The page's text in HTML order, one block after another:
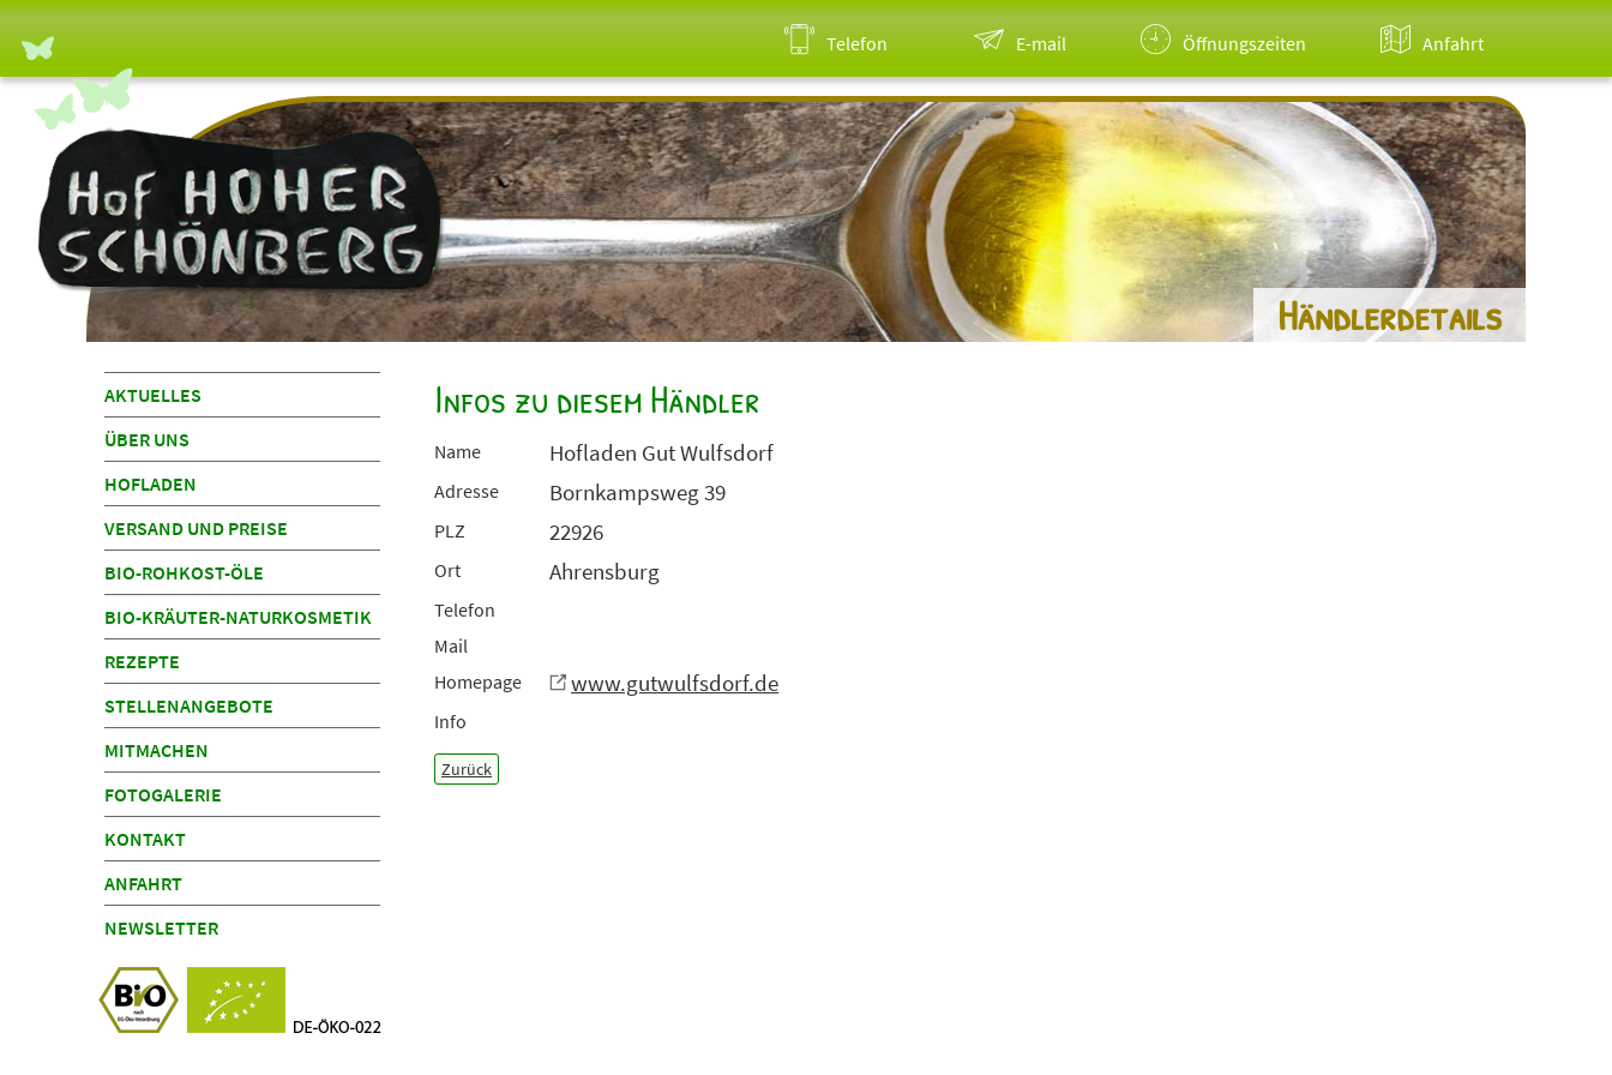
Navigation
überspringen
AKTUELLES
ÜBER UNS
HOFLADEN
VERSAND UND PREISE
BIO-ROHKOST-ÖLE
BIO-KRÄUTER-NATURKOSMETIK
REZEPTE
STELLENANGEBOTE
MITMACHEN
FOTOGALERIE
KONTAKT
ANFAHRT
NEWSLETTER
Telefon E-mail Öffnungszeiten Anfahrt
Händlerdetails
Infos zu diesem Händler
Name Hofladen Gut Wulfsdorf
Adresse Bornkampsweg 39
PLZ 22926
Ort Ahrensburg
Telefon
Mail
Homepage
www.gutwulfsdorf.de
Info
Zurück